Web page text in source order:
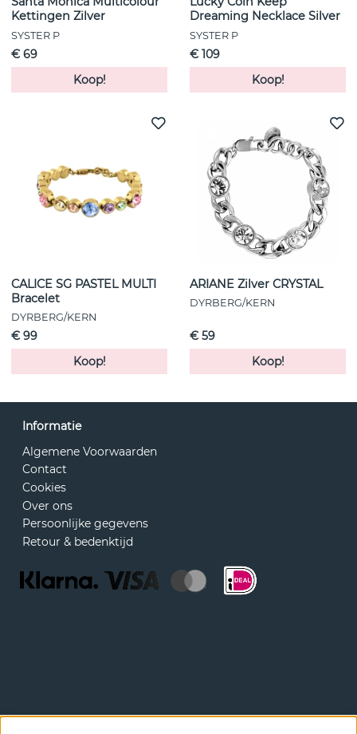
Kettingen Zilver
SYSTER P
€ 69
Koop!
Dreaming Necklace Silver
SYSTER P
€ 109
Koop!
CALICE SG PASTEL MULTI
Bracelet
DYRBERG/KERN
€ 99
Koop!
ARIANE Zilver CRYSTAL
DYRBERG/KERN
€ 59
Koop!
Informatie
Algemene Voorwaarden
Contact
Cookies
Over ons
Persoonlijke gegevens
Retour & bedenktijd